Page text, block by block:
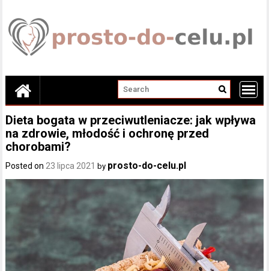
content
Dieta bogata w przeciwutleniacze: jak wpływa
na zdrowie, młodość i ochronę przed
chorobami?
Posted on23 lipca 2021 by prosto-do-celu.pl